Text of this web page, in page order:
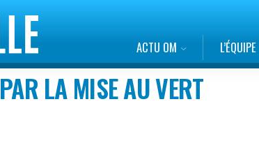
ACTU OM L’ÉQUIPE
LA MISE AU VERT